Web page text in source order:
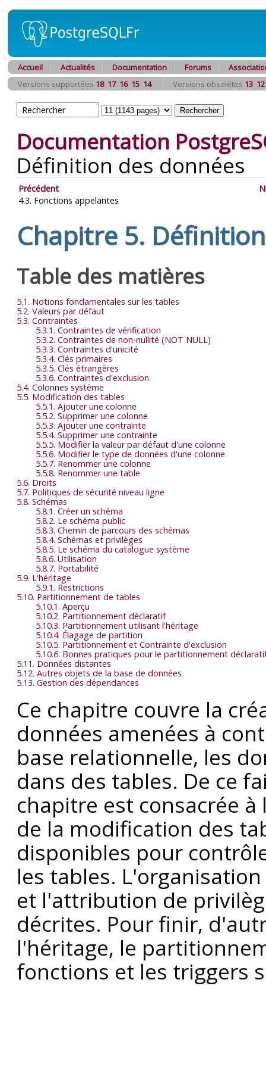
Accueil Actualités Documentation Forums
Versions supportées 18 17 16 15 14 Versions obsolètes 13 12
Documentation
Définition des données
Précédent
4.3. Fonctions appelantes
Chapitre 5.
Table des matières
5.1. Notions fondamentales sur les tables
5.2. Valeurs par défaut
5.3. Contraintes
5.3.1. Contraintes de vérification
5.3.2. Contraintes de non-nullité (NOT NULL)
5.3.3. Contraintes d'unicité
5.3.4. Clés primaires
5.3.5. Clés étrangères
5.3.6. Contraintes d'exclusion
5.4. Colonnes système
5.5. Modification des tables
5.5.1. Ajouter une colonne
5.5.2. Supprimer une colonne
5.5.3. Ajouter une contrainte
5.5.4. Supprimer une contrainte
5.5.5. Modifier la valeur par défaut d'une colonne
5.5.6. Modifier le type de données d'une colonne
5.5.7. Renommer une colonne
5.5.8. Renommer une table
5.6. Droits
5.7. Politiques de sécurité niveau ligne
5.8. Schémas
5.8.1. Créer un schéma
5.8.2. Le schéma public
5.8.3. Chemin de parcours des schémas
5.8.4. Schémas et privilèges
5.8.5. Le schéma du catalogue système
5.8.6. Utilisation
5.8.7. Portabilité
5.9. L'héritage
5.9.1. Restrictions
5.10. Partitionnement de tables
5.10.1. Aperçu
5.10.2. Partitionnement déclaratif
5.10.3. Partitionnement utilisant l'héritage
5.10.4. Élagage de partition
5.10.5. Partitionnement et Contrainte d'exclusion
5.10.6. Bonnes pratiques pour le partitionnement
5.11. Données distantes
5.12. Autres objets de la base de données
5.13. Gestion des dépendances
Ce chapitre couvre la
données amenées à
base relationnelle, les
dans des tables. De ce
chapitre est consacrée
de la modification des
disponibles pour
les tables.
et l'attribution de
décrites. Pour finir,
l'héritage, le
fonctions et les triggers